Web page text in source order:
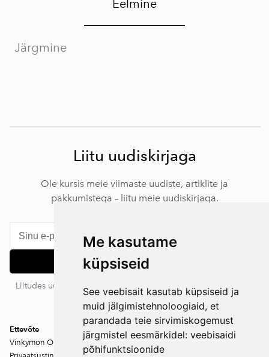
Me kasutame
küpsiseid
See veebisait kasutab küpsiseid ja
muid jälgimistehnoloogiaid, et
parandada teie sirvimiskogemust
järgmistel eesmärkidel: veebisaidi
põhifunktsioonide
Eelmine
Järgmine
Liitu uudiskirjaga
Ole kursis meie viimaste uudiste, artiklite ja
pakkumistega – liitu meie uudiskirjaga.
Liitu
Liitudes uudiskirjaga nõustud meie privaatsustingimustega. Sa
võid igal ajal tellimuse tühistada.
Ettevõte
Vinkymon OÜ